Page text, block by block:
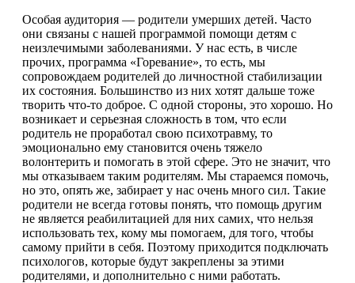
Особая аудитория — родители умерших детей. Часто
они связаны с нашей программой помощи детям с
неизлечимыми заболеваниями. У нас есть, в числе
прочих, программа «Горевание», то есть, мы
сопровождаем родителей до личностной стабилизации
их состояния. Большинство из них хотят дальше тоже
творить что-то доброе. С одной стороны, это хорошо. Но
возникает и серьезная сложность в том, что если
родитель не проработал свою психотравму, то
эмоционально ему становится очень тяжело
волонтерить и помогать в этой сфере. Это не значит, что
мы отказываем таким родителям. Мы стараемся помочь,
но это, опять же, забирает у нас очень много сил. Такие
родители не всегда готовы понять, что помощь другим
не является реабилитацией для них самих, что нельзя
использовать тех, кому мы помогаем, для того, чтобы
самому прийти в себя. Поэтому приходится подключать
психологов, которые будут закреплены за этими
родителями, и дополнительно с ними работать.